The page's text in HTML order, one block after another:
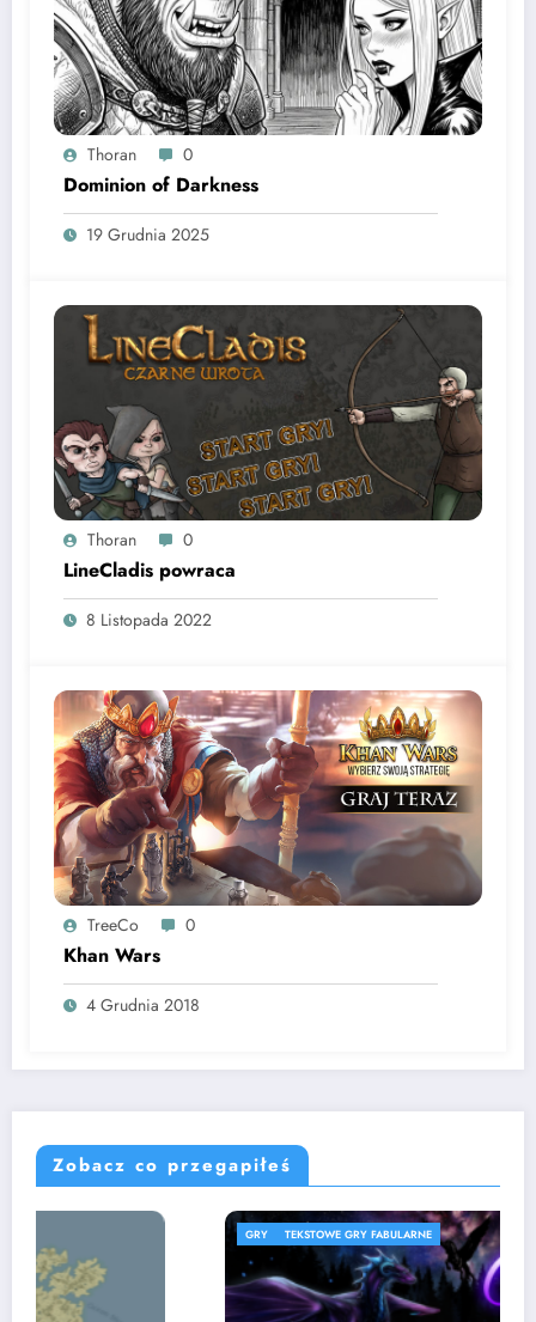
Thoran 0
Dominion of Darkness
19 Grudnia 2025
Thoran 0
LineCladis powraca
8 Listopada 2022
TreeCo 0
Khan Wars
4 Grudnia 2018
Zobacz co przegapiłeś
TEKSTOWE GRY FABULARNE